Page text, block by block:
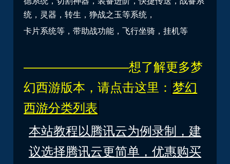
统，灵器，转生，狰战之玉等系统，
卡片系统等，带助战功能，飞行坐骑，挂机等
————————–想了解更多梦
幻西游版本，请点击这里： 梦幻
西游分类列表
本站教程以腾讯云为例录制，建
议选择腾讯云更简单，优惠购买